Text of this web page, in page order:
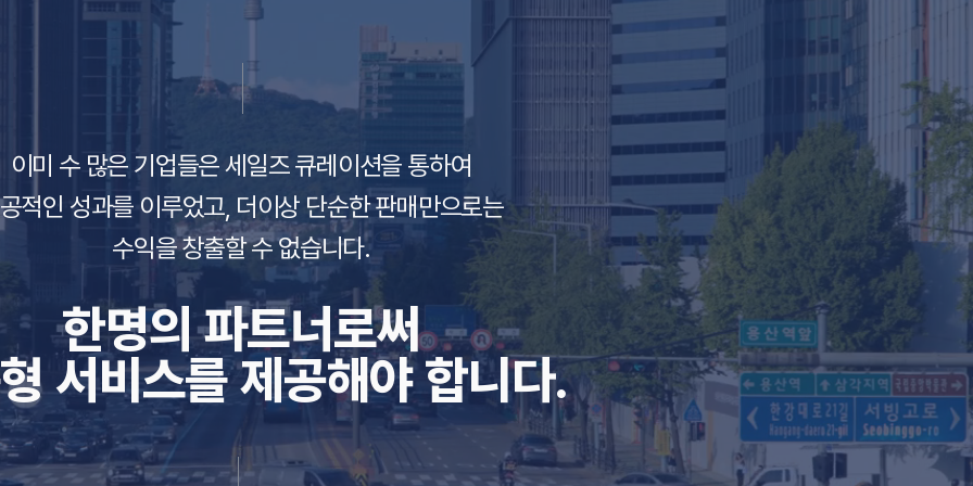
이미 수 많은 기업들은 세일즈 큐레이션을 통하여
적인 성과를 ​이루었고, 더이상 단순한 판매만으로는
수익을 창출할 수 없습니다.
한명의 파트너로써​
서비스를 제공해야 합니다.